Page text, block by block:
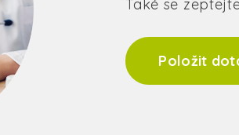
Také se
Položit